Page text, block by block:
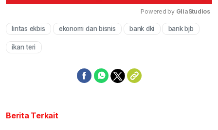
Mute
Powered by GliaStudios
lintas ekbis ekonomi dan bisnis bank dki bank bjb
ikan teri
Berita Terkait